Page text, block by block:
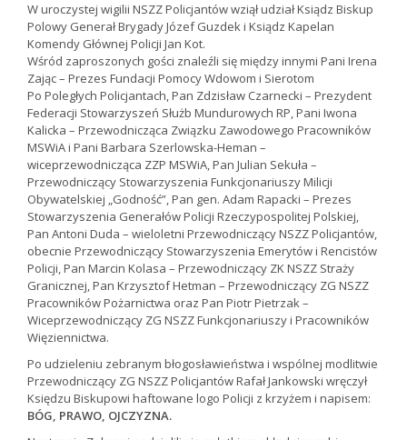
W uroczystej wigilii NSZZ Policjantów wziął udział Ksiądz Biskup
Polowy Generał Brygady Józef Guzdek i Ksiądz Kapelan
Komendy Głównej Policji Jan Kot.
Wśród zaproszonych gości znaleźli się między innymi Pani Irena
Zając – Prezes Fundacji Pomocy Wdowom i Sierotom
Po Poległych Policjantach, Pan Zdzisław Czarnecki – Prezydent
Federacji Stowarzyszeń Służb Mundurowych RP, Pani Iwona
Kalicka – Przewodnicząca Związku Zawodowego Pracowników
MSWiA i Pani Barbara Szerlowska-Heman –
wiceprzewodnicząca ZZP MSWiA, Pan Julian Sekuła –
Przewodniczący Stowarzyszenia Funkcjonariuszy Milicji
Obywatelskiej „Godność”, Pan gen. Adam Rapacki – Prezes
Stowarzyszenia Generałów Policji Rzeczypospolitej Polskiej,
Pan Antoni Duda – wieloletni Przewodniczący NSZZ Policjantów,
obecnie Przewodniczący Stowarzyszenia Emerytów i Rencistów
Policji, Pan Marcin Kolasa – Przewodniczący ZK NSZZ Straży
Granicznej, Pan Krzysztof Hetman – Przewodniczący ZG NSZZ
Pracowników Pożarnictwa oraz Pan Piotr Pietrzak –
Wiceprzewodniczący ZG NSZZ Funkcjonariuszy i Pracowników
Więziennictwa.
Po udzieleniu zebranym błogosławieństwa i wspólnej modlitwie
Przewodniczący ZG NSZZ Policjantów Rafał Jankowski wręczył
Księdzu Biskupowi haftowane logo Policji z krzyżem i napisem:
BÓG, PRAWO, OJCZYZNA.